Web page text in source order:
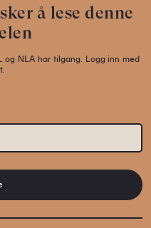
å lese denne
og NLA har tilgang. Logg inn med